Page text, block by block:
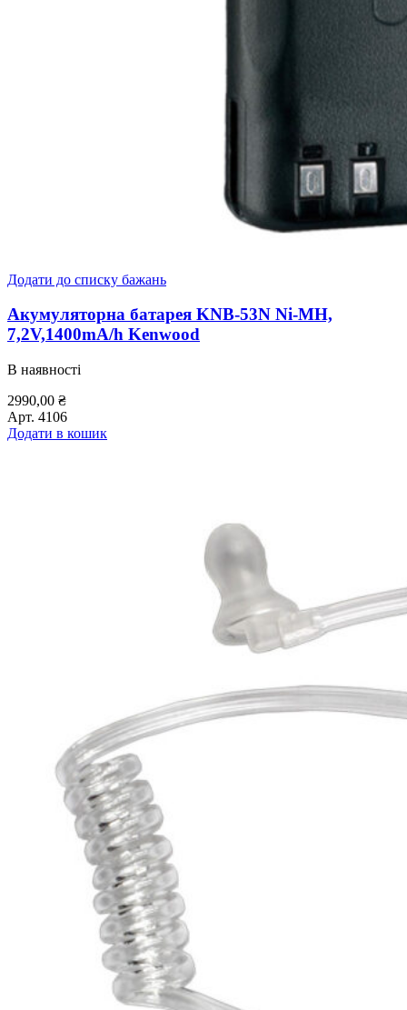
Додати до списку бажань
Акумуляторна батарея KNB-53N Ni-MH,
7,2V,1400mA/h Kenwood
В наявності
2990,00 ₴
Арт. 4106
Додати в кошик